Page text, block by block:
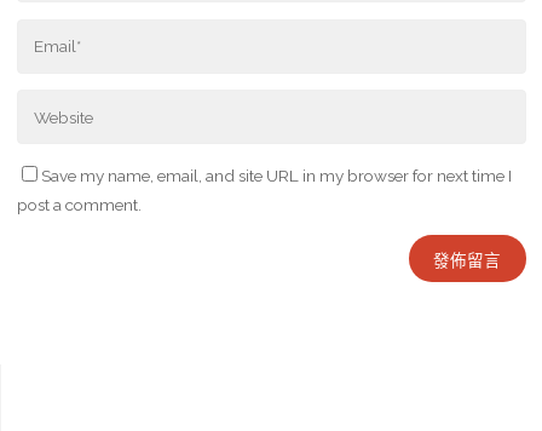
Save my name, email, and site URL in my browser for next time I
post a comment.